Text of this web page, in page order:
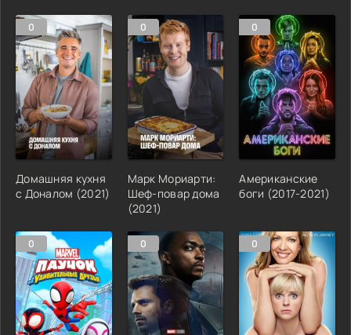
0
Домашняя кухня
с Доналом (2021)
0
Марк Мориарти:
Шеф-повар дома
(2021)
0
Американские
боги (2017-2021)
0 0 0